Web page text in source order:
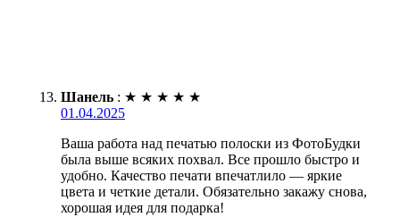
Шанель : ★ ★ ★ ★ ★
01.04.2025
Ваша работа над печатью полоски из ФотоБудки
была выше всяких похвал. Все прошло быстро и
удобно. Качество печати впечатлило — яркие
цвета и четкие детали. Обязательно закажу снова,
хорошая идея для подарка!